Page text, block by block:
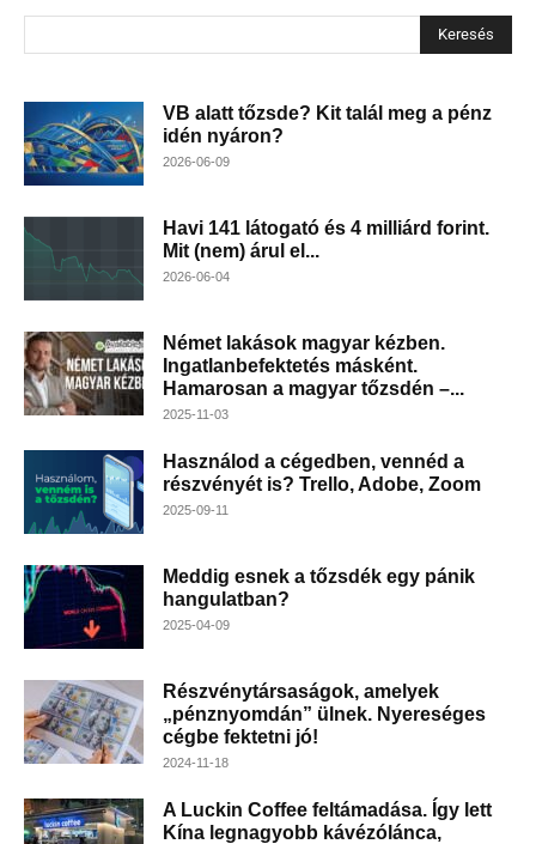
Keresés
VB alatt tőzsde? Kit talál meg a pénz
idén nyáron?
2026-06-09
Havi 141 látogató és 4 milliárd forint.
Mit (nem) árul el...
2026-06-04
Német lakások magyar kézben.
Ingatlanbefektetés másként.
Hamarosan a magyar tőzsdén –...
2025-11-03
Használod a cégedben, vennéd a
részvényét is? Trello, Adobe, Zoom
2025-09-11
Meddig esnek a tőzsdék egy pánik
hangulatban?
2025-04-09
Részvénytársaságok, amelyek
„pénznyomdán” ülnek. Nyereséges
cégbe fektetni jó!
2024-11-18
A Luckin Coffee feltámadása. Így lett
Kína legnagyobb kávézólánca,